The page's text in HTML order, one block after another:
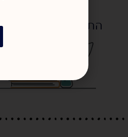
התייעלות ניהול